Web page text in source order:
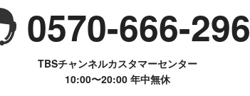
0570-666-296
TBSチャンネルカスタマーセンター
10:00〜20:00 年中無休